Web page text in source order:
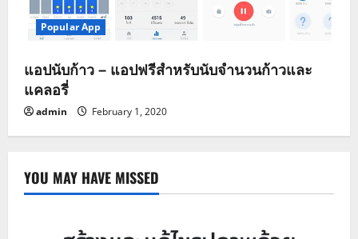
Popular App
แอปนับก้าว – แอปฟรีสำหรับนับจำนวนก้าวและ
แคลอรี่
admin February 1, 2020
YOU MAY HAVE MISSED